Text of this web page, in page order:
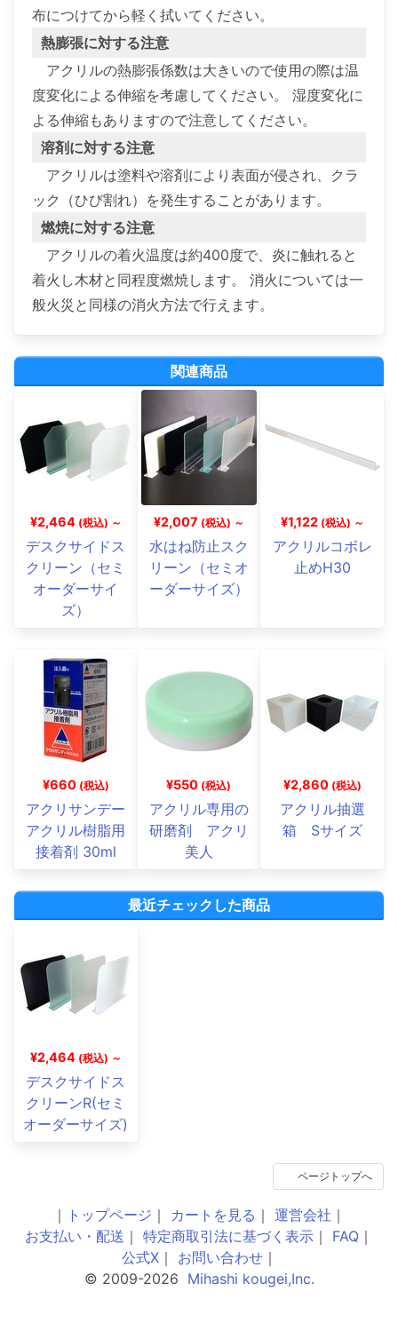
布につけてから軽く拭いてください。
熱膨張に対する注意
アクリルの熱膨張係数は大きいので使用の際は温
度変化による伸縮を考慮してください。 湿度変化に
よる伸縮もありますので注意してください。
溶剤に対する注意
アクリルは塗料や溶剤により表面が侵され、クラ
ック（ひび割れ）を発生することがあります。
燃焼に対する注意
アクリルの着火温度は約400度で、炎に触れると
着火し木材と同程度燃焼します。 消火については一
般火災と同様の消火方法で行えます。
関連商品
¥2,464 (税込) ～
デスクサイドス
クリーン（セミ
オーダーサイ
ズ）
¥2,007 (税込) ～
水はね防止スク
リーン（セミオ
ーダーサイズ）
¥1,122 (税込) ～
アクリルコボレ
止めH30
¥660 (税込)
アクリサンデー
アクリル樹脂用
接着剤 30ml
¥550 (税込)
アクリル専用の
研磨剤 アクリ
美人
¥2,860 (税込)
アクリル抽選
箱 Sサイズ
最近チェックした商品
¥2,464 (税込) ～
デスクサイドス
クリーンR(セミ
オーダーサイズ)
ページトップへ
｜ トップページ ｜ カートを見る ｜ 運営会社 ｜
お支払い・配送 ｜ 特定商取引法に基づく表示 ｜ FAQ ｜
公式X｜ お問い合わせ｜
© 2009-2026 Mihashi kougei,Inc.